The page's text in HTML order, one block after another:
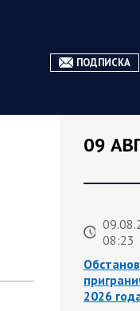
ПОДПИСКА
09
08:23
2026